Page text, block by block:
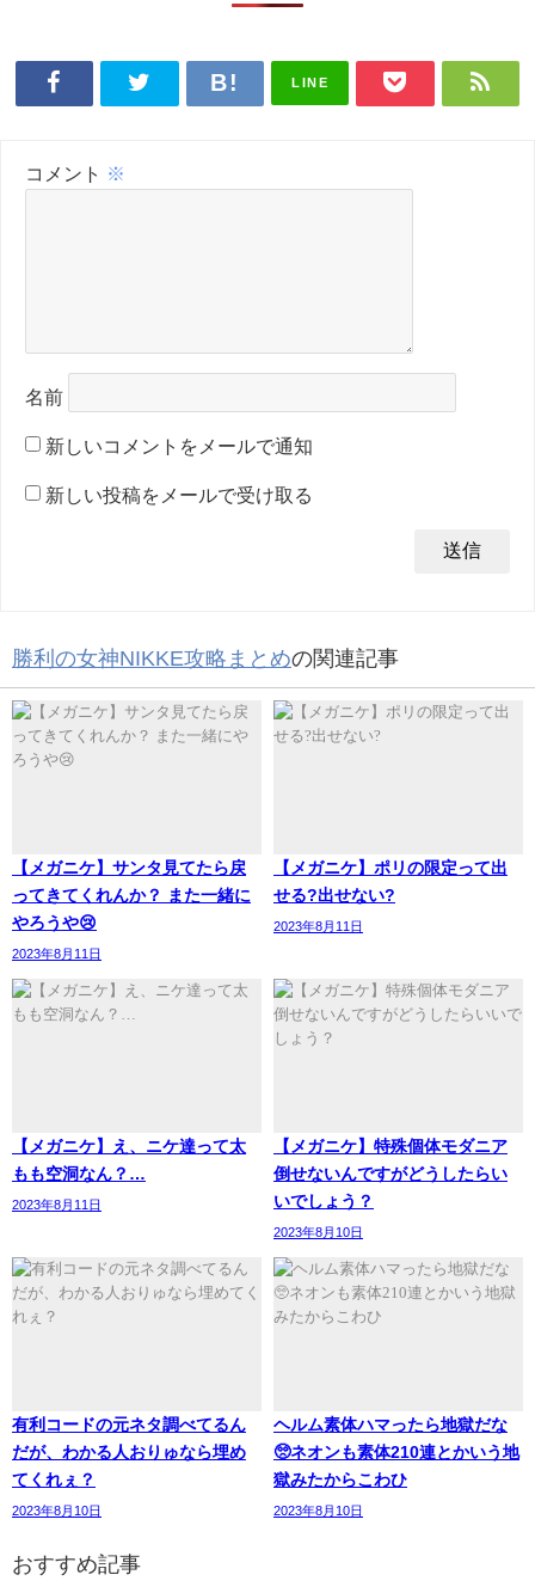
LINE
コメント ※
名前
新しいコメントをメールで通知
新しい投稿をメールで受け取る
勝利の女神NIKKE攻略まとめの関連記事
【メガニケ】サンタ見てたら戻
ってきてくれんか？ また一緒に
やろうや😢
2023年8月11日
【メガニケ】ポリの限定って出
せる?出せない?
2023年8月11日
【メガニケ】え、ニケ達って太
もも空洞なん？…
2023年8月11日
【メガニケ】特殊個体モダニア
倒せないんですがどうしたらい
いでしょう？
2023年8月10日
有利コードの元ネタ調べてるん
だが、わかる人おりゅなら埋め
てくれぇ？
2023年8月10日
ヘルム素体ハマったら地獄だな
🥺ネオンも素体210連とかいう地
獄みたからこわひ
2023年8月10日
おすすめ記事